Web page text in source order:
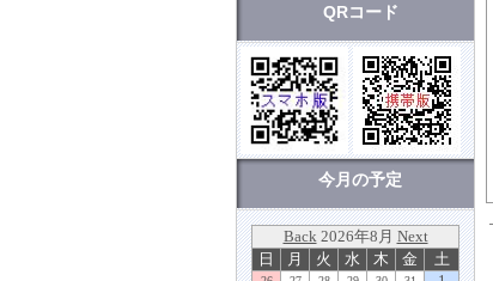
QRコード
今月の予定